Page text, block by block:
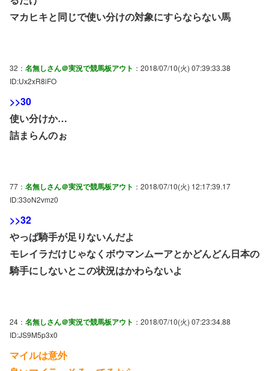
マカヒキと同じで使い分けの対象にすらならない馬
32： 名無しさん＠実況で競馬板アウト ：2018/07/10(火) 07:39:33.38
ID:Ux2xR8iFO
>>30
使い分けか…
詰まらんのぉ
77： 名無しさん＠実況で競馬板アウト ：2018/07/10(火) 12:17:39.17
ID:33oN2vmz0
>>32
やっぱ騎手が足りないんだよ
モレイラだけじゃなくボウマンムーアとかどんどん日本の
騎手にしないとこの状況はかわらないよ
24： 名無しさん＠実況で競馬板アウト ：2018/07/10(火) 07:23:34.88
ID:JS9M5p3x0
マイルは意外